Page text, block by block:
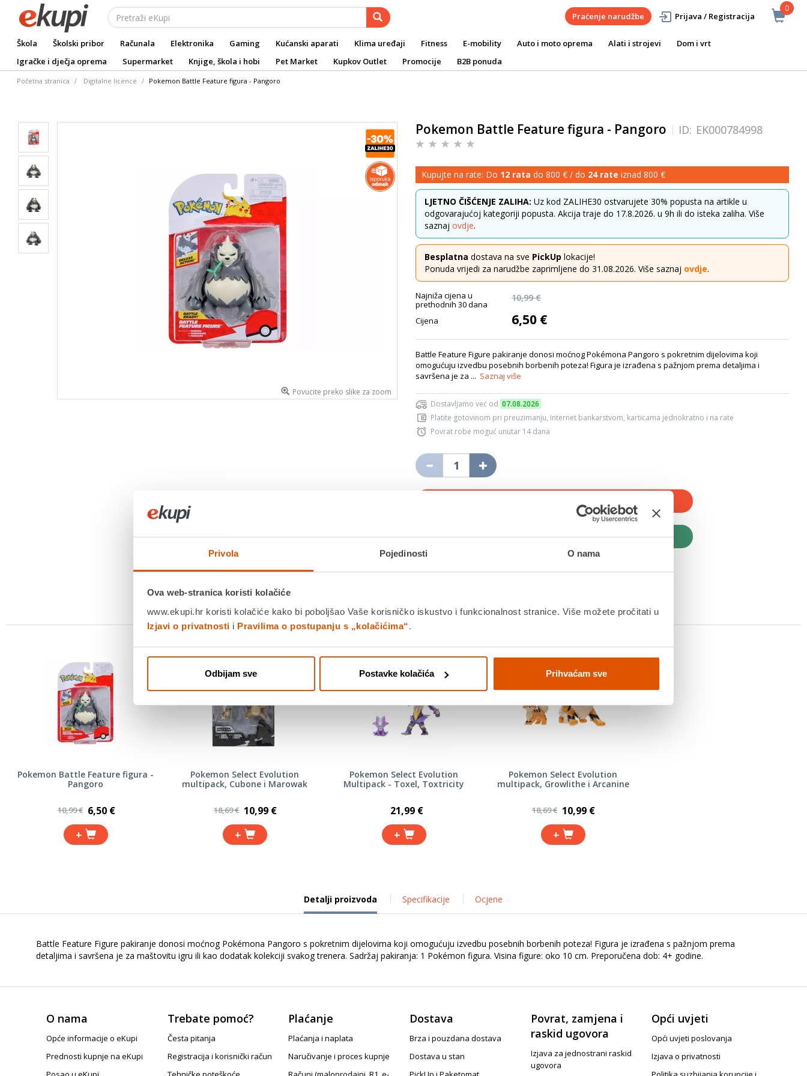
Privola Pojedinosti O nama
Ova web-stranica koristi kolačiće
www.ekupi.hr koristi kolačiće kako bi poboljšao Vaše korisničko iskustvo i funkcionalnost stranice. Više možete pročitati u
Izjavi o privatnosti i Pravilima o postupanju s „kolačićima“.
Odbijam sve Postavke kolačića Prihvaćam sve
0
Praćenje narudžbe Prijava / Registracija
Škola Školski pribor Računala Elektronika Gaming Kućanski aparati Klima uređaji Fitness E-mobility Auto i moto oprema Alati i strojevi
Dom i vrt
Igračke i dječja oprema
Supermarket Knjige, škola i hobi Pet Market Kupkov Outlet Promocije B2B ponuda
Početna stranica Digitalne licence Pokemon Battle Feature figura - Pangoro
Povucite preko slike za zoom
Pokemon Battle Feature figura - Pangoro ID: EK000784998
Kupujte na rate: Do 12 rata do 800 € / do 24 rate iznad 800 €
LJETNO ČIŠĆENJE ZALIHA: Uz kod ZALIHE30 ostvarujete 30% popusta na artikle u
odgovarajućoj kategoriji popusta. Akcija traje do 17.8.2026. u 9h ili do isteka zaliha. Više
saznaj ovdje.
Besplatna dostava na sve PickUp lokacije!
Ponuda vrijedi za narudžbe zaprimljene do 31.08.2026. Više saznaj ovdje.
Najniža cijena u
prethodnih 30 dana
10,99 €
Cijena 6,50 €
Battle Feature Figure pakiranje donosi moćnog Pokémona Pangoro s pokretnim dijelovima koji
omogućuju izvedbu posebnih borbenih poteza! Figura je izrađena s pažnjom prema detaljima i
savršena je za ... Saznaj više
Dostavljamo već od 07.08.2026
Platite gotovinom pri preuzimanju, Internet bankarstvom, karticama jednokratno i na rate
Povrat robe moguć unutar 14 dana
KUPITE ODMAH
Usporedite proizvod
MOGLO BI VAS ZANIMATI I OVO
Pokemon Battle Feature figura -
Pangoro
10,99 € 6,50 €
+
Pokemon Select Evolution
multipack, Cubone i Marowak
18,69 € 10,99 €
+
Pokemon Select Evolution
Multipack - Toxel, Toxtricity
21,99 €
+
Pokemon Select Evolution
multipack, Growlithe i Arcanine
18,69 € 10,99 €
+
Detalji proizvoda Specifikacije Ocjene
Battle Feature Figure pakiranje donosi moćnog Pokémona Pangoro s pokretnim dijelovima koji omogućuju izvedbu posebnih borbenih poteza! Figura je izrađena s pažnjom prema
detaljima i savršena je za maštovitu igru ili kao dodatak kolekciji svakog trenera. Sadržaj pakiranja: 1 Pokémon figura. Visina figure: oko 10 cm. Preporučena dob: 4+ godine.
O nama
Opće informacije o eKupi
Prednosti kupnje na eKupi
Trebate pomoć?
Česta pitanja
Registracija i korisnički račun
Plaćanje
Plaćanja i naplata
Naručivanje i proces kupnje
Dostava
Brza i pouzdana dostava
Dostava u stan
Povrat, zamjena i
raskid ugovora
Izjava za jednostrani raskid
ugovora
Opći uvjeti
Opći uvjeti poslovanja
Izjava o privatnosti